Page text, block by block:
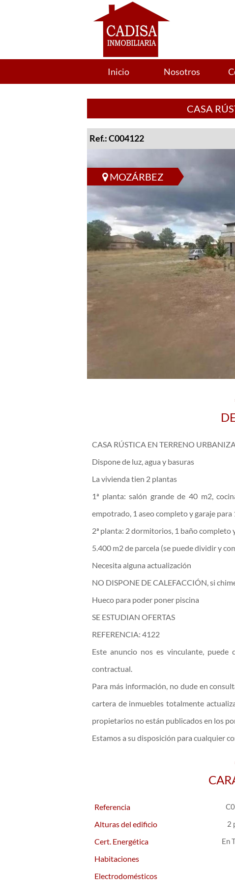
Inicio Nosotros
CASA
Ref.: C004122
MOZÁRBEZ
CASA RÚSTICA EN TERRENO
Dispone de luz, agua y basuras
La vivienda tien 2 plantas
1ª planta: salón grande de 40 m2,
empotrado, 1 aseo completo y garaje para
2ª planta: 2 dormitorios, 1 baño completo
5.400 m2 de parcela (se puede dividir y
Necesita alguna actualización
NO DISPONE DE CALEFACCIÓN, si
Hueco para poder poner piscina
SE ESTUDIAN OFERTAS
REFERENCIA: 4122
Este anuncio nos es vinculante,
contractual.
Para más información, no dude en
cartera de inmuebles totalmente
propietarios no están publicados en los
Estamos a su disposición para cualquier
Referencia
Alturas del edificio 2
Cert. Energética En
Habitaciones
Electrodomésticos